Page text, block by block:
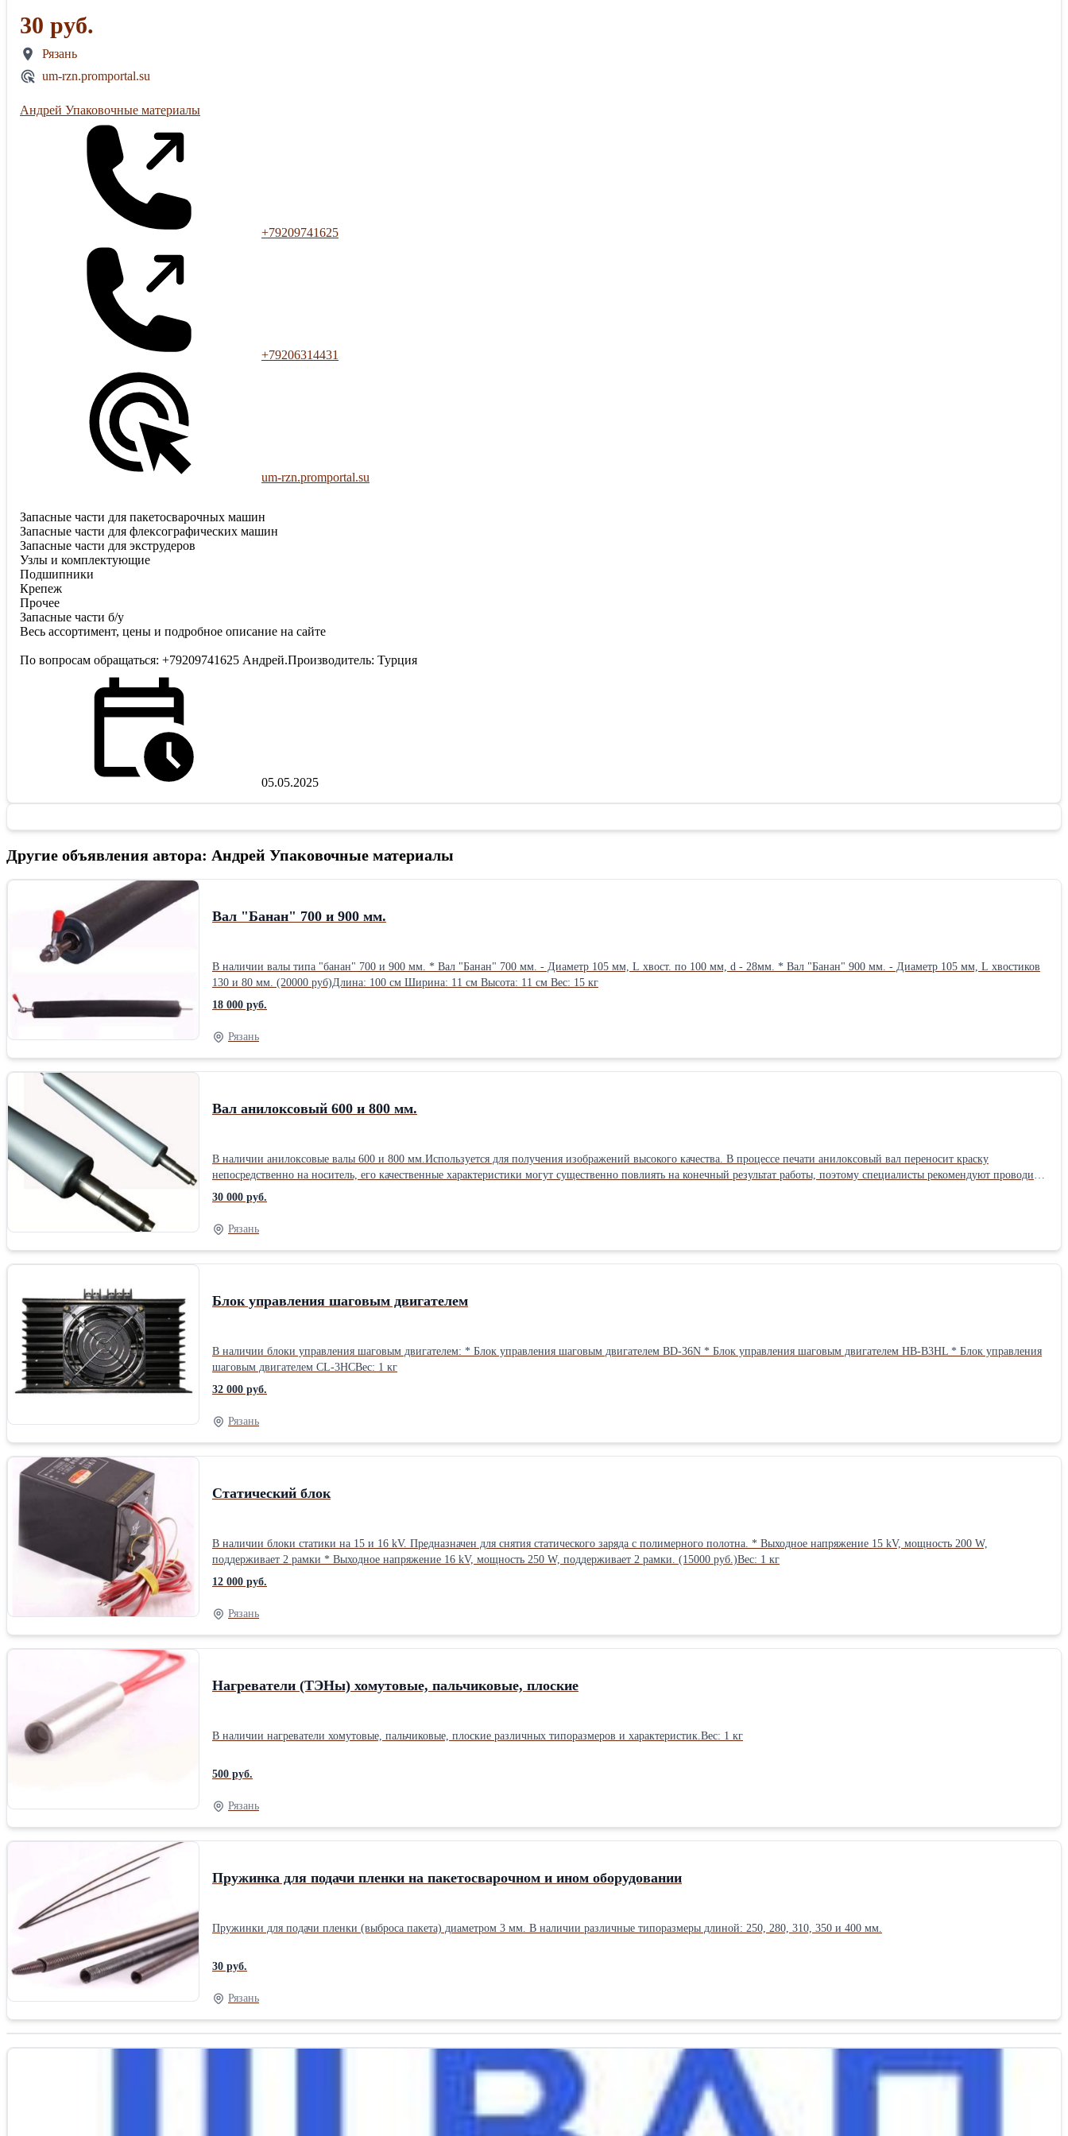
30 руб.
Рязань
um-rzn.promportal.su
Андрей Упаковочные материалы
+79209741625
+79206314431
um-rzn.promportal.su
Запасные части для пакетосварочных машин
Запасные части для флексографических машин
Запасные части для экструдеров
Узлы и комплектующие
Подшипники
Крепеж
Прочее
Запасные части б/у
Весь ассортимент, цены и подробное описание на сайте
По вопросам обращаться: +79209741625 Андрей.Производитель: Турция
05.05.2025
Другие объявления автора: Андрей Упаковочные материалы
Вал "Банан" 700 и 900 мм.
В наличии валы типа "банан" 700 и 900 мм. * Вал "Банан" 700 мм. - Диаметр 105 мм, L хвост. по 100 мм, d - 28мм. * Вал "Банан" 900 мм. - Диаметр 105 мм, L хвостиков
130 и 80 мм. (20000 руб)Длина: 100 см Ширина: 11 см Высота: 11 см Вес: 15 кг
18 000 руб.
Рязань
Вал анилоксовый 600 и 800 мм.
В наличии анилоксовые валы 600 и 800 мм.Используется для получения изображений высокого качества. В процессе печати анилоксовый вал переносит краску
непосредственно на носитель, его качественные характеристики могут существенно повлиять на конечный результат работы, поэтому специалисты рекомендуют проводить
их регулярное техобслуживание. 1. Вал анилоксовый 600 мм.: Диаметр вала 104 мм, линиатура -300 lpi, длина хвостовика 165 мм, посадочный диаметр под шестерню
вращения - 40 мм, посадочный диаметр под подшипник - 25 мм. 2. Вал анилоксовый 800 мм.: Диаметр вала 105 мм, линиатура -300 lpi, длина хвостовика 175 мм,
30 000 руб.
Рязань
Блок управления шаговым двигателем
В наличии блоки управления шаговым двигателем: * Блок управления шаговым двигателем BD-36N * Блок управления шаговым двигателем HB-B3HL * Блок управления
шаговым двигателем CL-3HCВес: 1 кг
32 000 руб.
Рязань
Статический блок
В наличии блоки статики на 15 и 16 kV. Предназначен для снятия статического заряда с полимерного полотна. * Выходное напряжение 15 kV, мощность 200 W,
поддерживает 2 рамки * Выходное напряжение 16 kV, мощность 250 W, поддерживает 2 рамки. (15000 руб.)Вес: 1 кг
12 000 руб.
Рязань
Нагреватели (ТЭНы) хомутовые, пальчиковые, плоские
В наличии нагреватели хомутовые, пальчиковые, плоские различных типоразмеров и характеристик.Вес: 1 кг
500 руб.
Рязань
Пружинка для подачи пленки на пакетосварочном и ином оборудовании
Пружинки для подачи пленки (выброса пакета) диаметром 3 мм. В наличии различные типоразмеры длиной: 250, 280, 310, 350 и 400 мм.
30 руб.
Рязань